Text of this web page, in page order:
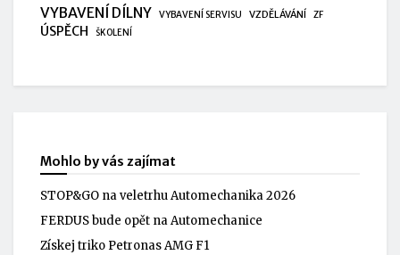
VYBAVENÍ DÍLNY VYBAVENÍ SERVISU VZDĚLÁVÁNÍ ZF
ÚSPĚCH ŠKOLENÍ
Mohlo by vás zajímat
STOP&GO na veletrhu Automechanika 2026
FERDUS bude opět na Automechanice
Získej triko Petronas AMG F1